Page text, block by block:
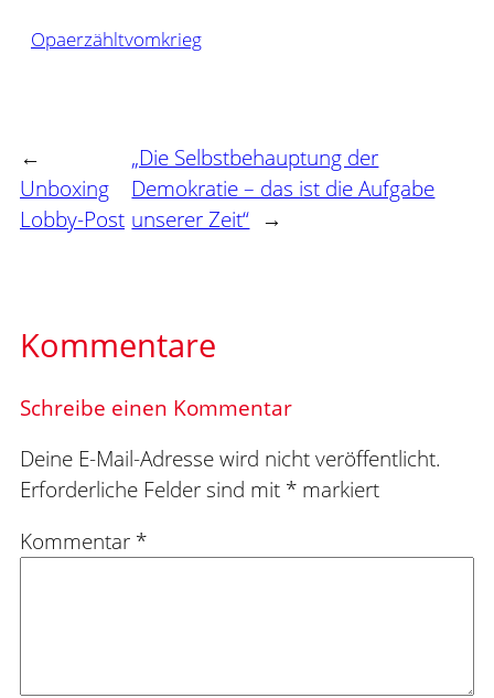
Opaerzähltvomkrieg
←
Unboxing
Lobby-Post
„Die Selbstbehauptung der
Demokratie – das ist die Aufgabe
unserer Zeit“ →
Kommentare
Schreibe einen Kommentar
Deine E-Mail-Adresse wird nicht veröffentlicht.
Erforderliche Felder sind mit * markiert
Kommentar *